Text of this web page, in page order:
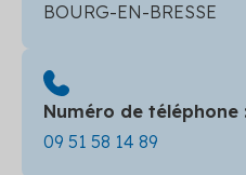
BOURG-EN-BRESSE
Numéro de téléphone
09 51 58 14 89